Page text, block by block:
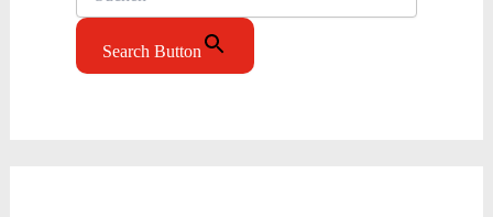
Search Button